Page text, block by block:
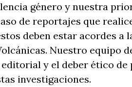
género y nuestra
de reportajes que
deben estar acordes
Nuestro equipo
y el deber ético
investigaciones.